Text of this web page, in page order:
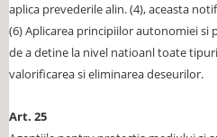
aplica prevederile alin. (4), aceasta
(6) Aplicarea principiilor autonomiei
de a detine la nivel natioanl toate
valorificarea si eliminarea deseurilor.
Art. 25